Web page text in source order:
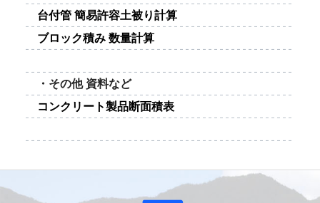
台付管 簡易許容土被り計算
ブロック積み 数量計算
・その他 資料など
コンクリート製品断面積表